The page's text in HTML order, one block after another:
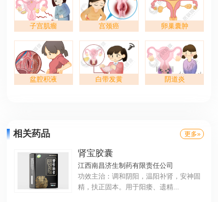
子宫肌瘤 宫颈癌 卵巢囊肿
盆腔积液 白带发黄 阴道炎
相关药品 更多»
肾宝胶囊
江西南昌济生制药有限责任公司
功效主治：调和阴阳，温阳补肾，安神固
精，扶正固本。用于阳痿、遗精...